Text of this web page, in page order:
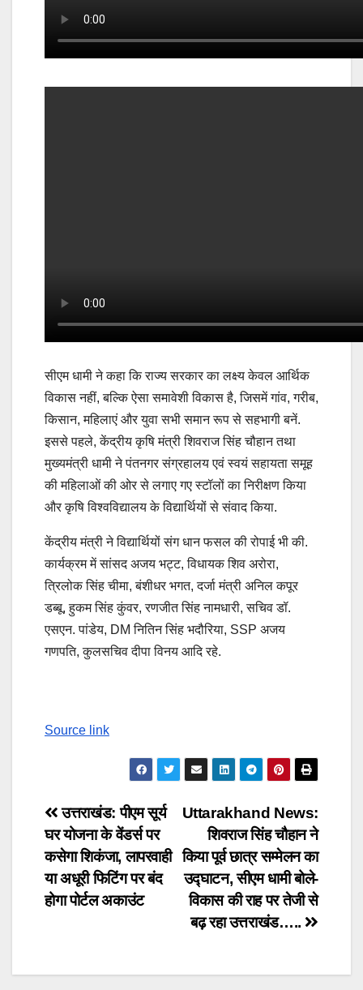
सीएम धामी ने कहा कि राज्य सरकार का लक्ष्य केवल आर्थिक
विकास नहीं, बल्कि ऐसा समावेशी विकास है, जिसमें गांव, गरीब,
किसान, महिलाएं और युवा सभी समान रूप से सहभागी बनें.
इससे पहले, केंद्रीय कृषि मंत्री शिवराज सिंह चौहान तथा
मुख्यमंत्री धामी ने पंतनगर संग्रहालय एवं स्वयं सहायता समूह
की महिलाओं की ओर से लगाए गए स्टॉलों का निरीक्षण किया
और कृषि विश्वविद्यालय के विद्यार्थियों से संवाद किया.
केंद्रीय मंत्री ने विद्यार्थियों संग धान फसल की रोपाई भी की.
कार्यक्रम में सांसद अजय भट्ट, विधायक शिव अरोरा,
त्रिलोक सिंह चीमा, बंशीधर भगत, दर्जा मंत्री अनिल कपूर
डब्बू, हुकम सिंह कुंवर, रणजीत सिंह नामधारी, सचिव डॉ.
एसएन. पांडेय, DM नितिन सिंह भदौरिया, SSP अजय
गणपति, कुलसचिव दीपा विनय आदि रहे.
Source link
Post
navigation
Uttarakhand News:
शिवराज सिंह चौहान ने
किया पूर्व छात्र सम्मेलन का
उद्घाटन, सीएम धामी बोले-
विकास की राह पर तेजी से
बढ़ रहा उत्तराखंड…..
उत्तराखंड: पीएम सूर्य
घर योजना के वेंडर्स पर
कसेगा शिकंजा, लापरवाही
या अधूरी फिटिंग पर बंद
होगा पोर्टल अकाउंट